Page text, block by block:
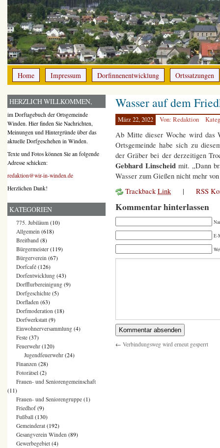
Home Impressum Dorfinnenentwicklung Ortssatzungen
Wasser auf dem
März 22, 2022 Von: Redaktion
Ab Mitte dieser Woche wird das
Ortsgemeinde habe sich zu
der Gräber bei der derzeitigen
Gebhard Linscheidmit. „Dann
Wasser zum Gießen nicht mehr
TrackbackLink | RSS
Kommentar hinterlassen
E-
← Verbindungsweg wird erneut gesperrt
HERZLICH WILLKOMMEN,
im Dorftagebuch der Ortsgemeinde
Winden. Hier finden Sie Nachrichten,
Meinungen und Hintergründe über das
aktuelle Dorfgeschehen in Winden.
Texte und Fotos können Sie an folgende
Adresse schicken:
redaktion@wir-in-winden.de
Herzlichen Dank!
KATEGORIEN
775. Jubiläum (10)
Allgemein (618)
Breitband (8)
Bürgermeister (119)
Bürgerverein (67)
Dorfcafé (126)
Dorfentwicklung (43)
Dorfflurbereinigung (9)
Dorfgeschichte (5)
Dorfladen (63)
Dorfmoderation (18)
Dorfwerkstatt (9)
Einwohnerversammlung (4)
Feste (37)
Feuerwehr (120)
Jugendfeuerwehr (24)
Finanzen (28)
Fotorätsel (2)
Frauen- und Seniorengemeinschaft
(11)
Frauen- und Seniorengruppe (1)
Friedhof(9)
Fußball (130)
Gemeinderat (192)
Gesangverein Winden (89)
Gewerbegebiet (4)